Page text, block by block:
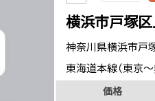
横浜市戸塚
神奈川県横浜市戸
東海道本線（東京
横浜市ブルーライ
価格